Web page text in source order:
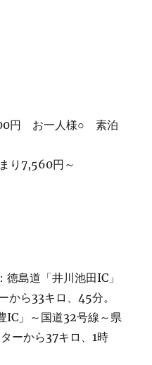
円 お一人様○ 素泊
り7,560円～
島道「井川池田IC」
から33キロ、45分。
IC」～国道32号線～県
ーから37キロ、1時